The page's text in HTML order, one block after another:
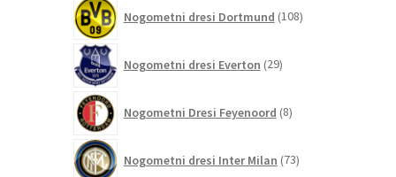
Nogometni dresi Dortmund 108izdelkov
Nogometni dresi Everton 29izdelkov
Nogometni Dresi Feyenoord 8izdelkov
Nogometni dresi Inter Milan 73izdelkov